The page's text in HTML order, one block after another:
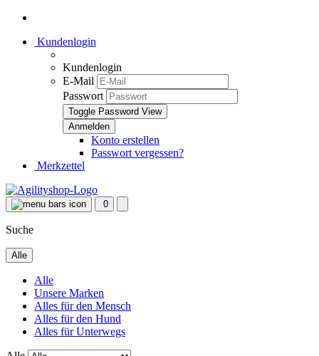
Kundenlogin
Kundenlogin
E-Mail
Passwort
Toggle Password View
Konto erstellen
Passwort vergessen?
Merkzettel
0
Suche
Alle
Alle
Unsere Marken
Alles für den Mensch
Alles für den Hund
Alles für Unterwegs